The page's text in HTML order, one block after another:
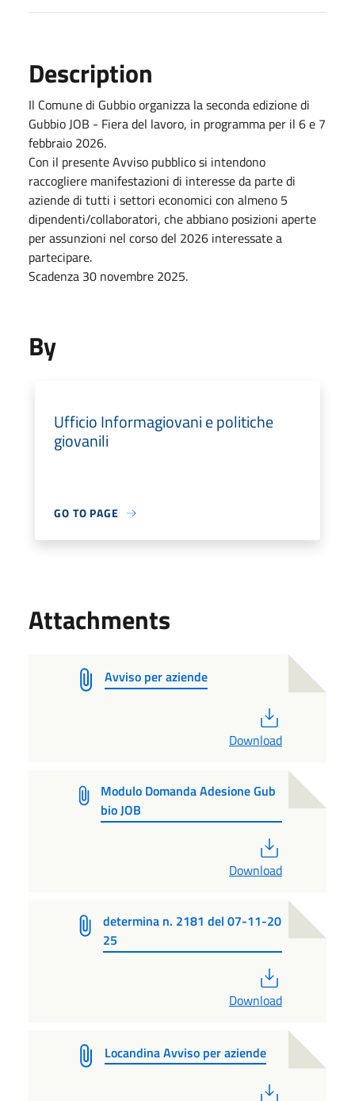
Description
Il Comune di Gubbio organizza la seconda edizione di
Gubbio JOB - Fiera del lavoro, in programma per il 6 e 7
febbraio 2026.
Con il presente Avviso pubblico si intendono
raccogliere manifestazioni di interesse da parte di
aziende di tutti i settori economici con almeno 5
dipendenti/collaboratori, che abbiano posizioni aperte
per assunzioni nel corso del 2026 interessate a
partecipare.
Scadenza 30 novembre 2025.
By
Ufficio Informagiovani e politiche
giovanili
GO TO PAGE
Attachments
Avviso per aziende
Download
Modulo Domanda Adesione Gub
bio JOB
Download
determina n. 2181 del 07-11-20
25
Download
Locandina Avviso per aziende